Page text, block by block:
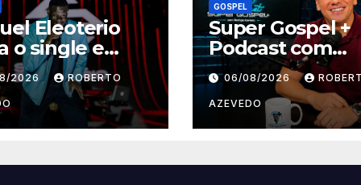
Eleoterio
o single e
de “Vai
2026 ROBERTO
GOSPEL
Super Gospel +
Podcast com
Rodrigo
estreia nova
temporada e
grandes nomes
brasileira
06/08/2026
AZEVEDO